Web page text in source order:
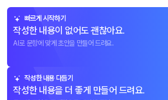
빠르게 시작하기
작성한 내용이 없어도 괜찮아요.
AI로 문항에 맞게 초안을 만들어 드려요.
작성한 내용 다듬기
작성한 내용을 더 좋게 만들어 드려요.